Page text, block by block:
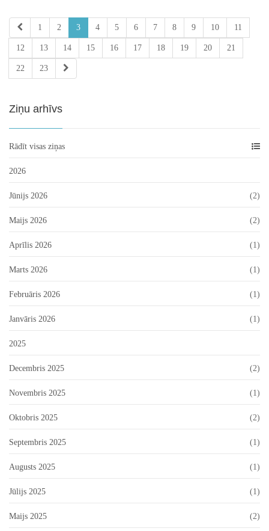
1 2 3 4 5 6 7 8 9 10 11
12 13 14 15 16 17 18 19 20 21
22 23
Ziņu arhīvs
Rādīt visas ziņas
2026
Jūnijs 2026 (2)
Maijs 2026 (2)
Aprīlis 2026 (1)
Marts 2026 (1)
Februāris 2026 (1)
Janvāris 2026 (1)
2025
Decembris 2025 (2)
Novembris 2025 (1)
Oktobris 2025 (2)
Septembris 2025 (1)
Augusts 2025 (1)
Jūlijs 2025 (1)
Maijs 2025 (2)